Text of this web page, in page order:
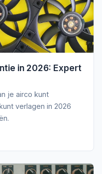
in 2026: Expert
je airco kunt
verlagen in 2026